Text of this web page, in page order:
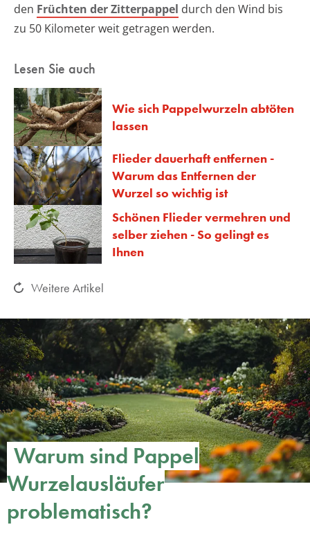
den Früchten der Zitterpappel durch den Wind bis
zu 50 Kilometer weit getragen werden.
Lesen Sie auch
Wie sich Pappelwurzeln abtöten
lassen
Flieder dauerhaft entfernen -
Warum das Entfernen der
Wurzel so wichtig ist
Schönen Flieder vermehren und
selber ziehen - So gelingt es
Ihnen
Weitere Artikel
Warum sind Pappel
Wurzelausläufer
problematisch?